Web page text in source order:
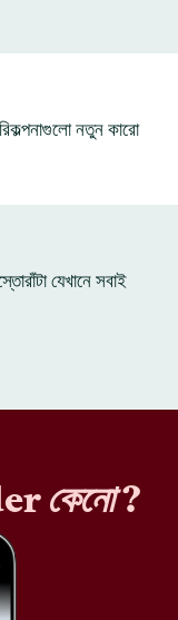
নতুন কারো
যেখানে সবাই
কেনো?